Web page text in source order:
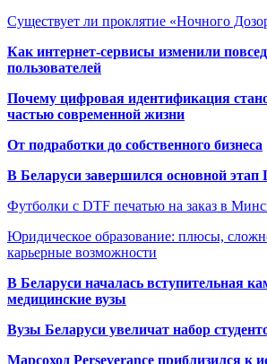
Существует ли проклятие «Ночного
Как интернет-сервисы изменили
пользователей
Почему цифровая идентификация
частью современной жизни
От подработки до собственного бизнеса
В Беларуси завершился основной этап
Футболки с DTF печатью на заказ в
Юридическое образование: плюсы,
карьерные возможности
В Беларуси началась вступительная
медицинские вузы
Вузы Беларуси увеличат набор
Марсоход Perseverance приблизился к